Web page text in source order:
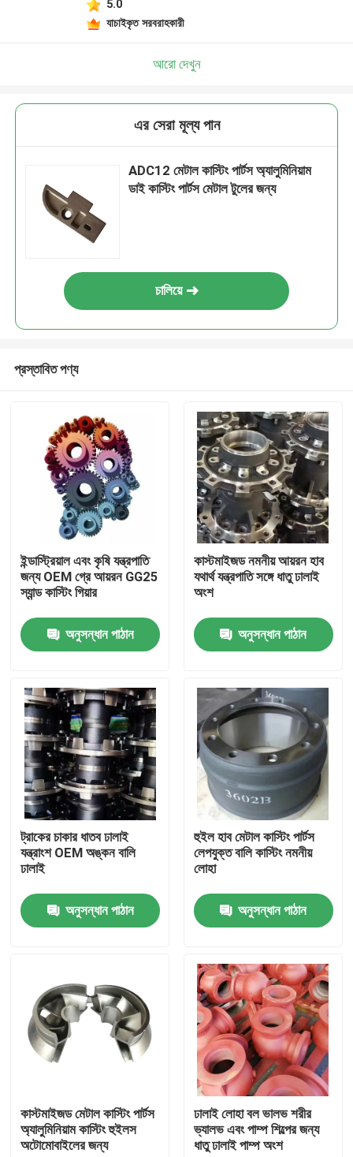
বাড়ি
পণ্য
ভিডিও
আমাদের সম্পর্কে
কারখানা ভ্রমণ
যোগাযোগ করুন
খবর
ধাতু ঢালাই অংশ
5.0
যাচাইকৃত সরবরাহকারী
আরো দেখুন
এর সেরা মূল্য পান
ADC12 মেটাল কাস্টিং পার্টস অ্যালুমিনিয়াম
ডাই কাস্টিং পার্টস মেটাল টুলের জন্য
চালিয়ে
প্রস্তাবিত পণ্য
ইন্ডাস্ট্রিয়াল এবং কৃষি যন্ত্রপাতি
জন্য OEM গ্রে আয়রন GG25
স্যান্ড কাস্টিং গিয়ার
অনুসন্ধান পাঠান
কাস্টমাইজড নমনীয় আয়রন হাব
যথার্থ যন্ত্রপাতি সঙ্গে ধাতু ঢালাই
অংশ
অনুসন্ধান পাঠান
ট্রাকের চাকার ধাতব ঢালাই
যন্ত্রাংশ OEM অঙ্কন বালি
ঢালাই
অনুসন্ধান পাঠান
হুইল হাব মেটাল কাস্টিং পার্টস
লেপযুক্ত বালি কাস্টিং নমনীয়
লোহা
অনুসন্ধান পাঠান
কাস্টমাইজড মেটাল কাস্টিং পার্টস
অ্যালুমিনিয়াম কাস্টিং হুইলস
অটোমোবাইলের জন্য
ঢালাই লোহা বল ভালভ শরীর
ভ্যালভ এবং পাম্প শিল্পের জন্য
ধাতু ঢালাই পাম্প অংশ